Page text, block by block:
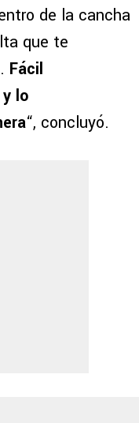
de la cancha
que te
Fácil
lo
“, concluyó.